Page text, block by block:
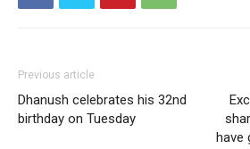
Previous article
Dhanush celebrates his 32nd
birthday on Tuesday
have